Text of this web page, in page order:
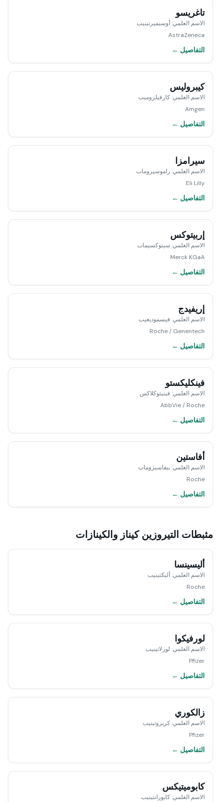
تاغريسو
الاسم العلمي:أوسيميرتينيب
AstraZeneca
التفاصيل ←
كيبروليس
الاسم العلمي:كارفيلزوميب
Amgen
التفاصيل ←
سيرامزا
الاسم العلمي: راموسيروماب
Eli Lilly
التفاصيل ←
إربيتوكس
الاسم العلمي: سيتوكسيماب
Merck KGaA
التفاصيل ←
إريفيدج
الاسم العلمي: فيسموديغيب
Roche / Genentech
التفاصيل ←
فينكليكستو
الاسم العلمي: فينيتوكلاكس
AbbVie / Roche
التفاصيل ←
أفاستين
الاسم العلمي:بيفاسيزوماب
Roche
التفاصيل ←
مثبطات التيروزين كيناز والكينازات
أليسينسا
الاسم العلمي:أليكتينيب
Roche
التفاصيل ←
لورفيكوا
الاسم العلمي: لورلاتينيب
Pfizer
التفاصيل ←
زالكوري
الاسم العلمي:كريزوتينيب
Pfizer
التفاصيل ←
كابوميتيكس
الاسم العلمي:كابوزانتينيب